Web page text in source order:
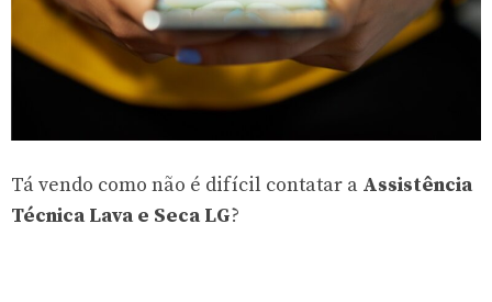
Tá vendo como não é difícil contatar a Assistência
Técnica Lava e Seca LG?